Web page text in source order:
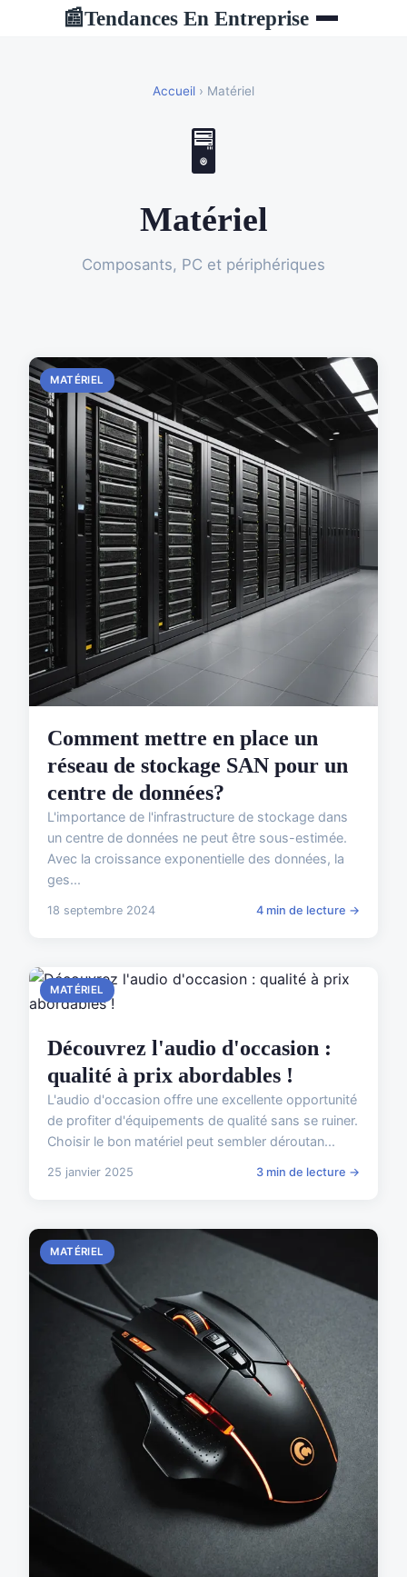
📰Tendances En Entreprise
Accueil › Matériel
🖥️
Matériel
Composants, PC et périphériques
MATÉRIEL
Comment mettre en place un
réseau de stockage SAN pour un
centre de données?
L'importance de l'infrastructure de stockage dans
un centre de données ne peut être sous-estimée.
Avec la croissance exponentielle des données, la
ges...
18 septembre 2024 4 min de lecture →
MATÉRIEL
Découvrez l'audio d'occasion :
qualité à prix abordables !
L'audio d'occasion offre une excellente opportunité
de profiter d'équipements de qualité sans se ruiner.
Choisir le bon matériel peut sembler déroutan...
25 janvier 2025 3 min de lecture →
MATÉRIEL